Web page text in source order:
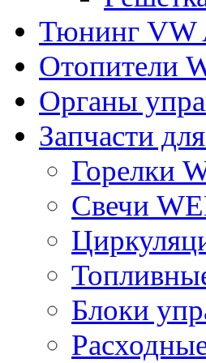
Тюнинг VW
Отопители
Органы
Запчасти
Горелки
Свечи
Блоки